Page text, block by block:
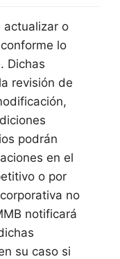
actualizar o
lo
Dichas
revisión de
podrán
en el
o por
no
notificará
su caso si